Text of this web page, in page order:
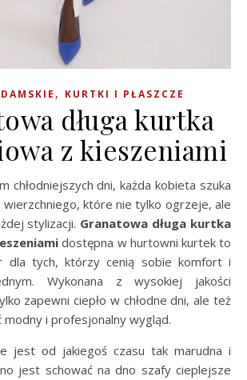
, KURTKI I PŁASZCZE
długa kurtka
z kieszeniami
wierzchniego, które nie tylko ogrzeje, ale
stylizacji. Granatowa długa kurtka
dostępna w hurtowni kurtek to
dla tych, którzy cenią sobie komfort i
Wykonana z wysokiej jakości
zapewni ciepło w chłodne dni, ale też
i profesjonalny wygląd.
jest od jakiegoś czasu tak marudna i
jest schować na dno szafy cieplejsze